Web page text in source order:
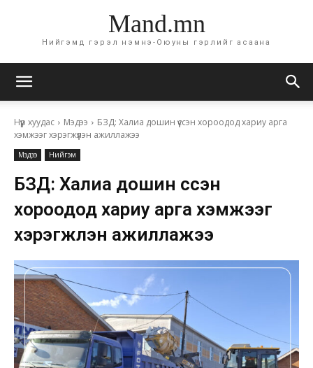
Mand.mn
Нийгэмд гэрэл нэмнэ-Оюуны гэрлийг асаана
Нүүр хуудас Мэдээ
БЗД: Халиа дошин үүссэн хороодод хариу арга
хэмжээг хэрэгжүүлэн ажиллажээ
Мэдээ Нийгэм
БЗД: Халиа дошин үүссэн
хороодод хариу арга хэмжээг
хэрэгжүүлэн ажиллажээ